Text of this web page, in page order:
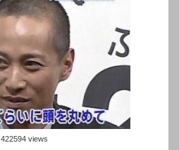
422594 views